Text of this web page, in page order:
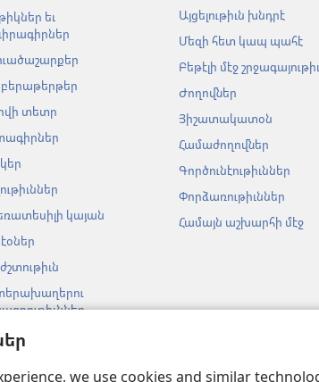
we use cookies and similar
եւ
տետր
կայան
Այցելութիւն խնդրէ
Մեզի հետ կապ պահէ
Բեթէլի մէջ
Ժողովներ
Յիշատակատօն
Համաժողովներ
Գործունէութիւններ
Փորձառութիւններ
Համայն աշխարհի մէջ